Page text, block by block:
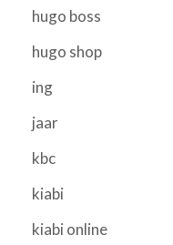
hugo boss
hugo shop
ing
jaar
kbc
kiabi
kiabi online